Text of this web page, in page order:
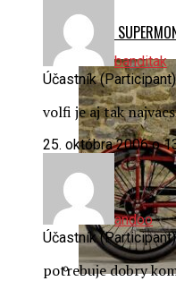
Ducati
banditak
Účastník (Participant)
volfi je aj tak
25. októbra 2006 o
andoo
Účastník (Participant)
potrebuje dobry